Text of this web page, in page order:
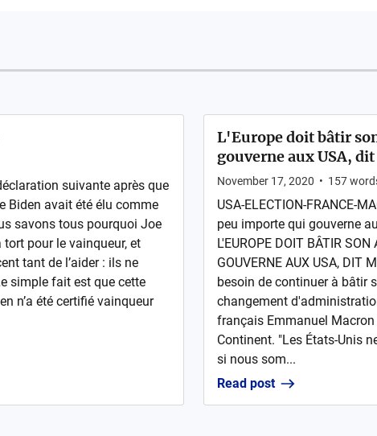
suivante après que
Biden avait été élu comme
savons tous pourquoi Joe
pour le vainqueur, et
tant de l’aider : ils ne
simple fait est que cette
n’a été certifié vainqueur
L'Europe doit bâtir
gouverne aux USA,
November 17, 2020 • 157
USA-ELECTION-FRANCE-
peu importe qui gouverne
L'EUROPE DOIT BÂTIR
GOUVERNE AUX USA, DIT
besoin de continuer à bâtir
changement
français Emmanuel
Continent. "Les États-Unis
si nous som...
Read post